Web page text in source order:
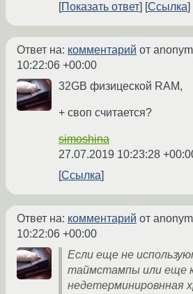
Показать ответ Ссылка
Ответ на: комментарий от
10:22:06 +00:00
32GB физицеской RAM,
+ своп считается?
simoshina
27.07.2019 10:23:28
Ссылка
Ответ на: комментарий от
10:22:06 +00:00
Если еще не
таймстампы или еще
недетерминировнная